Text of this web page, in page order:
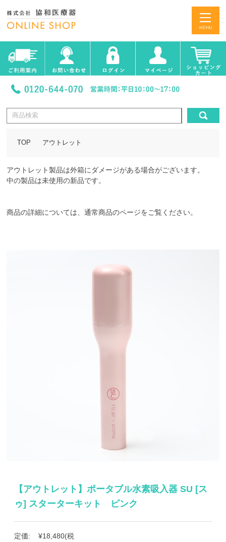
TOP アウトレット
アウトレット製品は外箱にダメージがある場合がございます。
中の製品は未使用の新品です。
商品の詳細については、通常商品のページをご覧ください。
【アウトレット】ポータブル水素吸入器 SU [ス
ゥ] スターターキット ピンク
定価: ¥18,480(税